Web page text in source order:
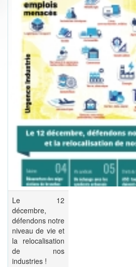
Le 12
décembre,
défendons notre
niveau de vie et
la relocalisation
de nos
industries !